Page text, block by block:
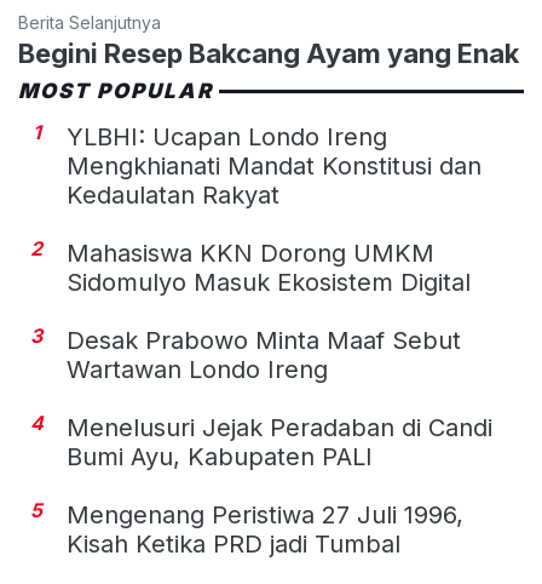
Berita Selanjutnya
Begini Resep Bakcang Ayam yang Enak
MOST POPULAR
1
YLBHI: Ucapan Londo Ireng
Mengkhianati Mandat Konstitusi dan
Kedaulatan Rakyat
2
Mahasiswa KKN Dorong UMKM
Sidomulyo Masuk Ekosistem Digital
3
Desak Prabowo Minta Maaf Sebut
Wartawan Londo Ireng
4
Menelusuri Jejak Peradaban di Candi
Bumi Ayu, Kabupaten PALI
5
Mengenang Peristiwa 27 Juli 1996,
Kisah Ketika PRD jadi Tumbal